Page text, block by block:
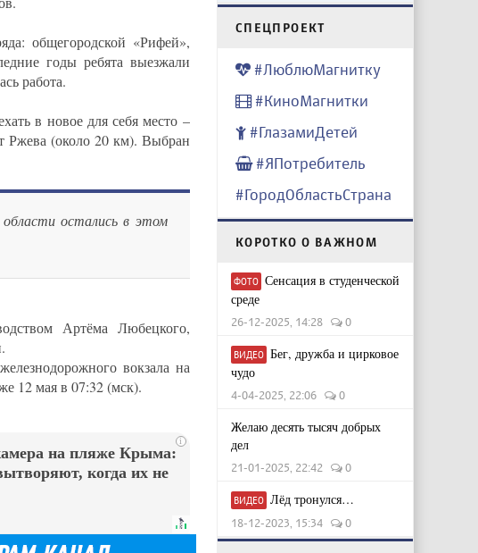
общегородской «Рифей»,
годы ребята выезжали
работа.
в новое для себя место –
Ржева (около 20 км). Выбран
области остались в этом
Артёма Любецкого,
вокзала на
12 мая в 07:32 (мск).
i
на пляже Крыма:
когда их не
CПЕЦПРОЕКТ
#ЛюблюМагнитку
#КиноМагнитки
#ГлазамиДетей
#ЯПотребитель
#ГородОбластьСтрана
КОРОТКО О ВАЖНОМ
ФОТО Сенсация в студенческой
среде
26-12-2025, 14:28 0
ВИДЕО Бег, дружба и цирковое
чудо
4-04-2025, 22:06 0
Желаю десять тысяч добрых
дел
21-01-2025, 22:42 0
ВИДЕО Лёд тронулся…
18-12-2023, 15:34 0